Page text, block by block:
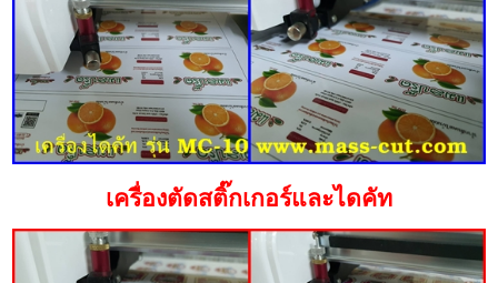
เครื่องตัดสติ๊กเกอร์และไดคัท